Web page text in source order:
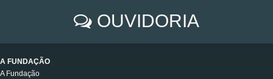
OUVIDORIA
A FUNDAÇÃO
A Fundação